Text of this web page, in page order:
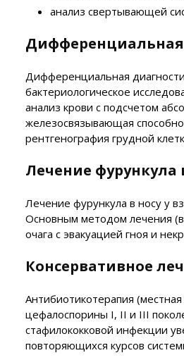
анализ свертывающей
Дифференциальная
Дифференциальная
бактериологическое
анализ крови с подсчетом
железосвязывающая
рентгенография грудной
Лечение фурункула
Лечение фурункула в носу у
Основным методом лечения (в
очага с эвакуацией гноя и
Консервативное
Антибиотикотерапия
цефалоспорины I, II и III
стафилококковой инфекции
повторяющихся курсов